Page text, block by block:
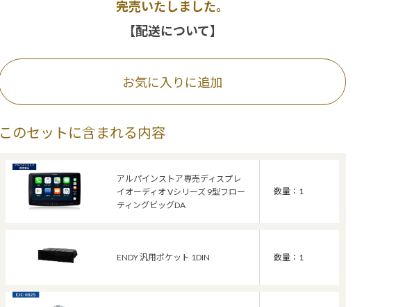
完売いたしました。
【配送について】
このセットに含まれる内容
アルパインストア専売ディスプレ
イオーディオ Vシリーズ 9型フロー
ティングビッグDA
数量：1
ENDY 汎用ポケット 1DIN 数量：1
お気に入りに追加